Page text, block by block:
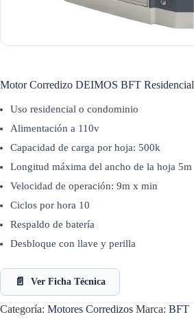
Motor Corredizo DEIMOS BFT Residencial
Uso residencial o condominio
Alimentación a 110v
Capacidad de carga por hoja: 500k
Longitud máxima del ancho de la hoja 5m
Velocidad de operación: 9m x min
Ciclos por hora 10
Respaldo de batería
Desbloque con llave y perilla
📄 Ver Ficha Técnica
Categoría: Motores Corredizos Marca: BFT